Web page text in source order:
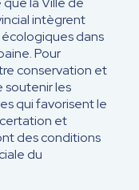
intègrent
dans
Pour
conservation et
soutenir les
qui favorisent le
et
des conditions
du